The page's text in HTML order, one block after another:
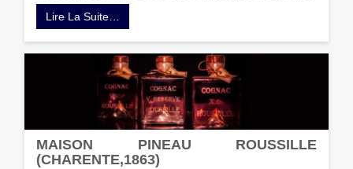
Lire La Suite…
MAISON PINEAU ROUSSILLE
(CHARENTE,1863)